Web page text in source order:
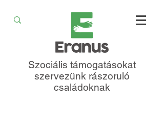
Szociális támogatásokat
szervezünk rászoruló
családoknak